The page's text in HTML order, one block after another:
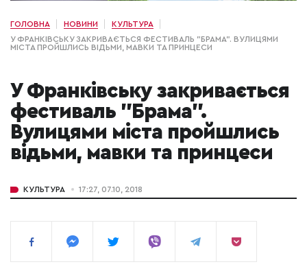
ГОЛОВНА НОВИНИ
КУЛЬТУРА
У ФРАНКІВСЬКУ ЗАКРИВАЄТЬСЯ ФЕСТИВАЛЬ "БРАМА". ВУЛИЦЯМИ
МІСТА ПРОЙШЛИСЬ ВІДЬМИ, МАВКИ ТА ПРИНЦЕСИ
У Франківську закривається
фестиваль "Брама".
Вулицями міста пройшлись
відьми, мавки та принцеси
КУЛЬТУРА 17:27, 07.10, 2018